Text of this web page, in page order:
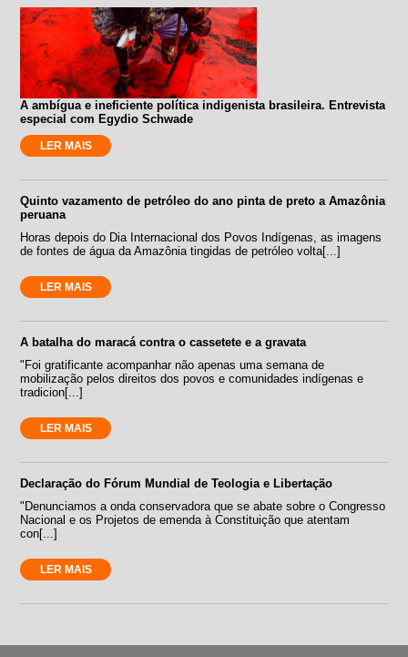
A ambígua e ineficiente política indigenista brasileira. Entrevista
especial com Egydio Schwade
LER MAIS
Quinto vazamento de petróleo do ano pinta de preto a Amazônia
peruana
Horas depois do Dia Internacional dos Povos Indígenas, as imagens
de fontes de água da Amazônia tingidas de petróleo volta[...]
LER MAIS
A batalha do maracá contra o cassetete e a gravata
"Foi gratificante acompanhar não apenas uma semana de
mobilização pelos direitos dos povos e comunidades indígenas e
tradicion[...]
LER MAIS
Declaração do Fórum Mundial de Teologia e Libertação
"Denunciamos a onda conservadora que se abate sobre o Congresso
Nacional e os Projetos de emenda à Constituição que atentam
con[...]
LER MAIS